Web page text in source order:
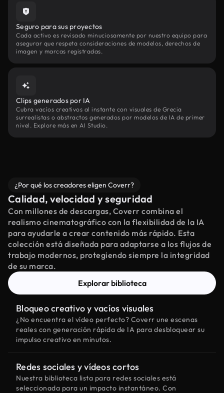
Seguro para sus proyectos
Cada activo es revisado minuciosamente por nuestro equipo para
asegurar que respeta consideraciones de modelos, derechos de
imagen y marcas registradas.
Clips generados por IA
Cubra vacíos creativos al instante con visuales de Grecia
surrealistas o abstractos generados por modelos de IA de primer
nivel. Explore más en AI Studio.
¿Por qué los creadores eligen Coverr?
Calidad, velocidad y seguridad
Con millones de descargas, Coverr combina el
realismo cinematográfico con la flexibilidad de la IA
para ayudarle a crear contenido más rápido. Esta
colección está diseñada para adaptarse a los flujos de
trabajo modernos, protegiendo siempre la integridad
de su marca.
Explorar biblioteca
Bloqueo creativo y vacíos visuales
¿No encuentra el vídeo perfecto? Coverr une escenas
reales con generación rápida de IA para desbloquear su
impulso creativo en minutos.
Redes sociales y vídeos cortos
Nuestra biblioteca lista para redes sociales está
seleccionada para un impacto instantáneo. Con